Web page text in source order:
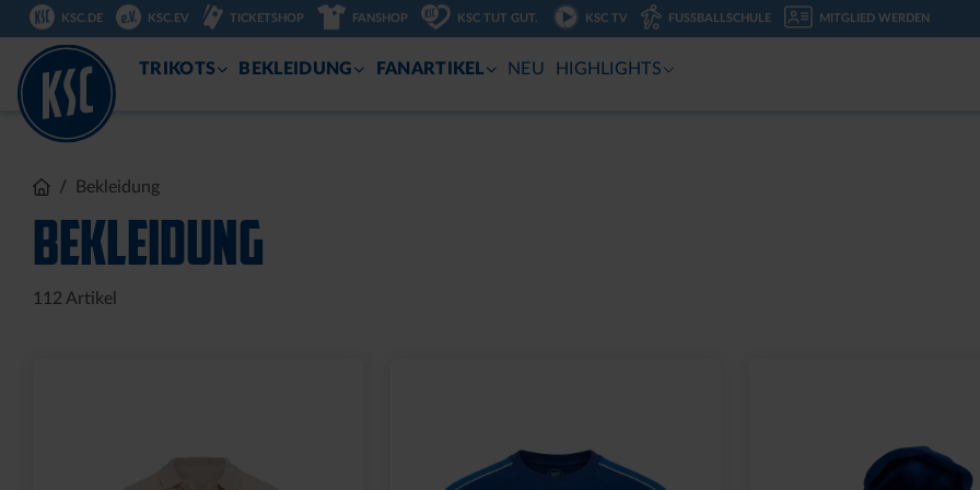
DIREKT
ZUM
INHALT
KSC.DE KSC.EV TICKETSHOP FANSHOP KSC TUT GUT. KSC TV FUSSBALLSCHULE MITGLIED WERDEN
Bekleidung
BEKLEIDUNG
112 Artikel